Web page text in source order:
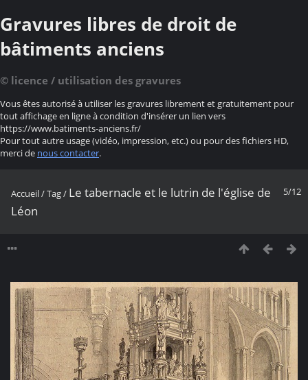
Gravures libres de droit de
bâtiments anciens
© licence / utilisation des gravures
Vous êtes autorisé à utiliser les gravures librement et gratuitement pour
tout affichage en ligne à condition d'insérer un lien vers
https://www.batiments-anciens.fr/
Pour tout autre usage (vidéo, impression, etc.) ou pour des fichiers HD,
merci de nous contacter.
5/12
Accueil/Tag/ Le tabernacle et le lutrin de l'église de
Léon